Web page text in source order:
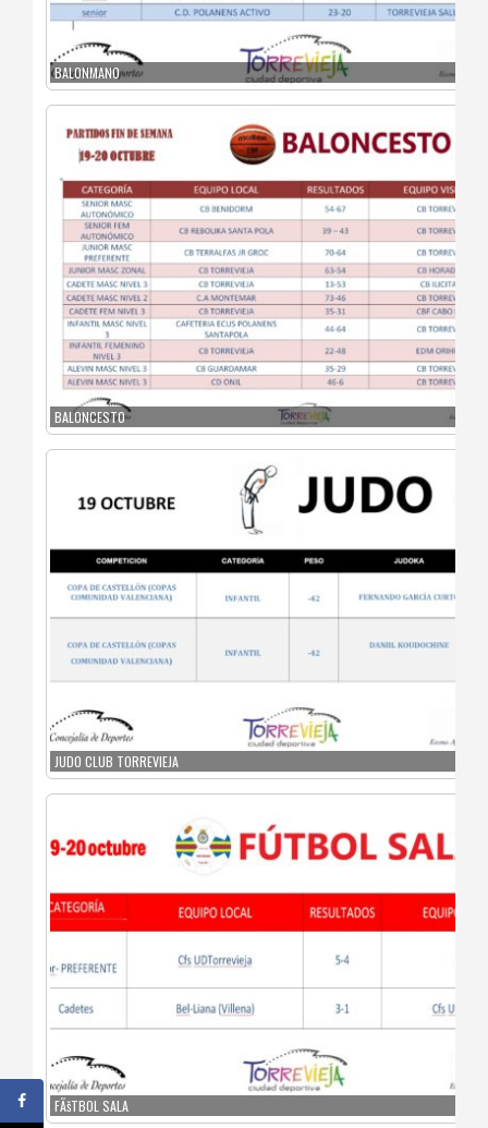
BALONMANO
BALONCESTO
JUDO CLUB TORREVIEJA
FÃšTBOL SALA